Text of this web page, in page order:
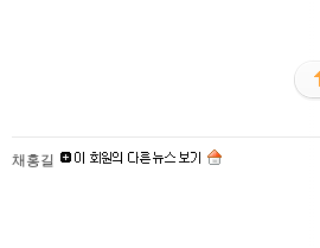
채홍길